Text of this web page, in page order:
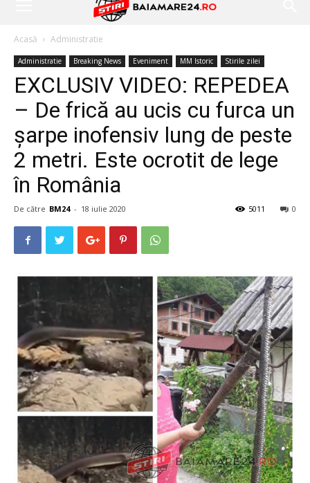
Acasă Administratie
Administratie Breaking News Eveniment MM Istoric Stirile zilei
EXCLUSIV VIDEO: REPEDEA
– De frică au ucis cu furca un
șarpe inofensiv lung de peste
2 metri. Este ocrotit de lege
în România
De către BM24 - 18 iulie 2020 0
5011